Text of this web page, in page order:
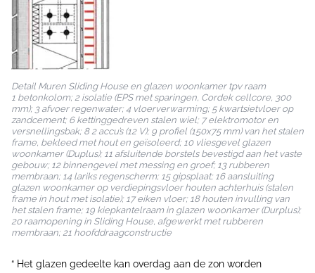
Detail Muren Sliding House en glazen woonkamer tpv raam
1 betonkolom; 2 isolatie (EPS met sparingen, Cordek cellcore, 300
mm); 3 afvoer regenwater; 4 vloerverwarming; 5 kwartsietvloer op
zandcement; 6 kettinggedreven stalen wiel; 7 elektromotor en
versnellingsbak; 8 2 accu’s (12 V); 9 profiel (150x75 mm) van het stalen
frame, bekleed met hout en geïsoleerd; 10 vliesgevel glazen
woonkamer (Duplus); 11 afsluitende borstels bevestigd aan het vaste
gebouw; 12 binnengevel met messing en groef; 13 rubberen
membraan; 14 lariks regenscherm; 15 gipsplaat; 16 aansluiting
glazen woonkamer op verdiepingsvloer houten achterhuis (stalen
frame in hout met isolatie); 17 eiken vloer; 18 houten invulling van
het stalen frame; 19 kiepkantelraam in glazen woonkamer (Durplus);
20 raamopening in Sliding House, afgewerkt met rubberen
membraan; 21 hoofddraagconstructie
“ Het glazen gedeelte kan overdag aan de zon worden